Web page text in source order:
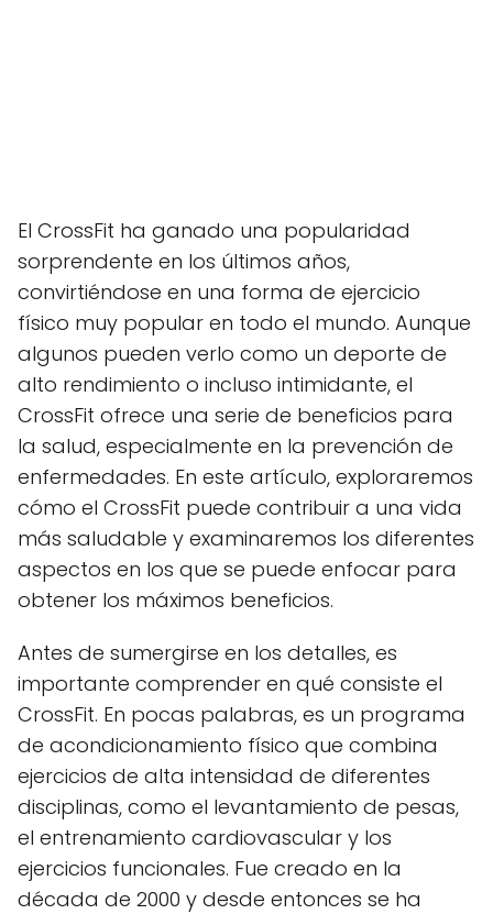
El CrossFit ha ganado una popularidad
sorprendente en los últimos años,
convirtiéndose en una forma de ejercicio
físico muy popular en todo el mundo. Aunque
algunos pueden verlo como un deporte de
alto rendimiento o incluso intimidante, el
CrossFit ofrece una serie de beneficios para
la salud, especialmente en la prevención de
enfermedades. En este artículo, exploraremos
cómo el CrossFit puede contribuir a una vida
más saludable y examinaremos los diferentes
aspectos en los que se puede enfocar para
obtener los máximos beneficios.
Antes de sumergirse en los detalles, es
importante comprender en qué consiste el
CrossFit. En pocas palabras, es un programa
de acondicionamiento físico que combina
ejercicios de alta intensidad de diferentes
disciplinas, como el levantamiento de pesas,
el entrenamiento cardiovascular y los
ejercicios funcionales. Fue creado en la
década de 2000 y desde entonces se ha